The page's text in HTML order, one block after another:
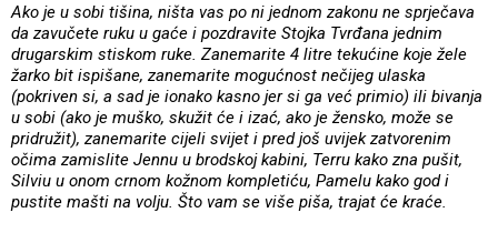
Ako je u sobi tišina, ništa vas po ni jednom zakonu ne sprječava
da zavučete ruku u gaće i pozdravite Stojka Tvrđana jednim
drugarskim stiskom ruke. Zanemarite 4 litre tekućine koje žele
žarko bit ispišane, zanemarite mogućnost nečijeg ulaska
(pokriven si, a sad je ionako kasno jer si ga već primio) ili bivanja
u sobi (ako je muško, skužit će i izać, ako je žensko, može se
pridružit), zanemarite cijeli svijet i pred još uvijek zatvorenim
očima zamislite Jennu u brodskoj kabini, Terru kako zna pušit,
Silviu u onom crnom kožnom kompletiću, Pamelu kako god i
pustite mašti na volju. Što vam se više piša, trajat će kraće.